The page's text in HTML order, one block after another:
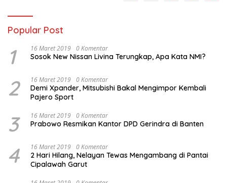
Popular Post
1 16 Maret 2019 0 Komentar
Sosok New Nissan Livina Terungkap, Apa Kata NMI?
2 16 Maret 2019 0 Komentar
Demi Xpander, Mitsubishi Bakal Mengimpor Kembali
Pajero Sport
3 16 Maret 2019 0 Komentar
Prabowo Resmikan Kantor DPD Gerindra di Banten
4 16 Maret 2019 0 Komentar
2 Hari Hilang, Nelayan Tewas Mengambang di Pantai
Cipalawah Garut